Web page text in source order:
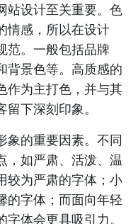
站设计至关重要。色
情感，所以在设计
范。一般包括品牌
背景色等。高质感的
作为主打色，并与其
下深刻印象。
象的重要因素。不同
，如严肃、活泼、温
较为严肃的字体；小
的字体；而面向年轻
体会更具吸引力。